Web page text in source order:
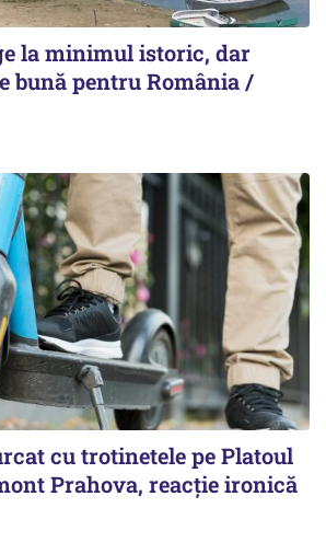
la minimul istoric, dar
bună pentru România /
cu trotinetele pe Platoul
Prahova, reacție ironică